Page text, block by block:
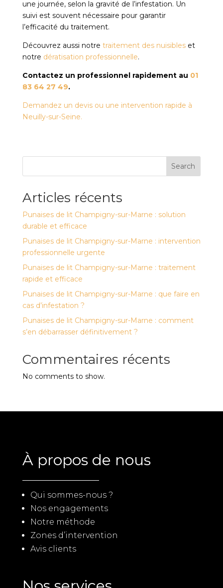
une journée, selon la gravité de l’infestation. Un
suivi est souvent nécessaire pour garantir
l’efficacité du traitement.
Découvrez aussi notre traitement des nuisibleset
notre dératisation professionnelle.
Contactez un professionnel rapidement au 01
83 64 27 49.
Demandez un devis ou une intervention rapide à
Neuilly-sur-Seine.
Search
Articles récents
Punaises de lit Champigny-sur-Marne : solution
durable et efficace
Punaises de lit Champigny-sur-Marne : intervention
professionnelle urgente
Punaises de lit Champigny-sur-Marne : traitement
rapide et efficace
Punaises de lit Champigny-sur-Marne : que faire en
cas d’infestation ?
Punaises de lit Champigny-sur-Marne : comment
s’en débarrasser définitivement ?
Commentaires récents
No comments to show.
À propos de nous
Qui sommes-nous ?
Nos engagements
Notre méthode
Zones d’intervention
Avis clients